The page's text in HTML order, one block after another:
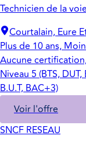
Technicien de la
Courtalain, Eure
Plus de 10 ans,
Aucune certification,
Niveau 5 (BTS,
B.U.T, BAC+3)
Voir l'offre
SNCF RESEAU